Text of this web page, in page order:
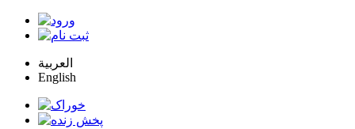
العربية
English